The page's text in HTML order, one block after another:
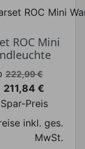
ROC Mini
222,99 €
Preis
211,84 €
Preis
inkl. ges.
MwSt.